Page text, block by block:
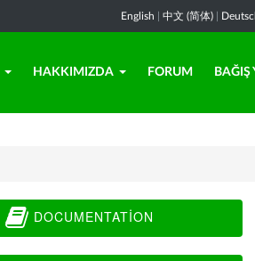
English 中文 (简体)
HAKKIMIZDA FORUM BAĞIŞ
DOCUMENTATION